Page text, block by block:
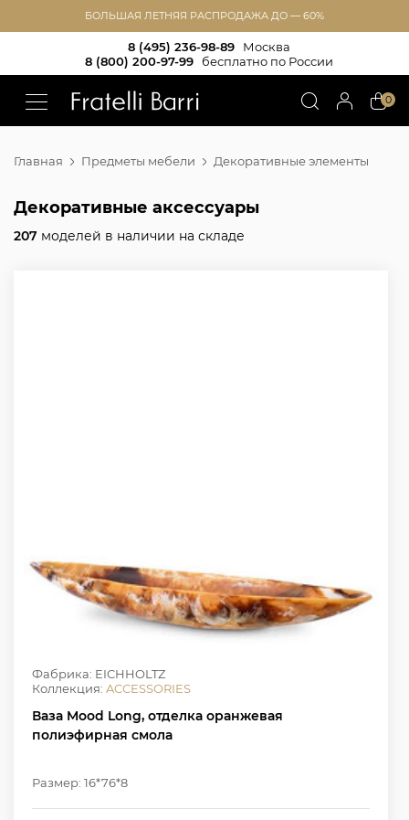
БОЛЬШАЯ ЛЕТНЯЯ РАСПРОДАЖА ДО — 60%
8 (495) 236-98-89
Москва
8 (800) 200-97-99
бесплатно по России
0
Главная Предметы мебели Декоративные элементы
Декоративные аксессуары
207 моделей в наличии на складе
Фабрика: EICHHOLTZ
Коллекция: ACCESSORIES
Ваза Mood Long, отделка оранжевая
полиэфирная смола
Размер: 16*76*8